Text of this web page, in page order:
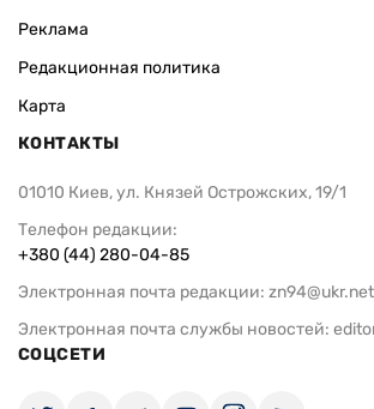
Реклама
Редакционная политика
Карта
КОНТАКТЫ
01010 Киев, ул. Князей Острожских, 19/1
Телефон редакции:
+380 (44) 280-04-85
Электронная почта редакции: zn94@ukr.net
Электронная почта службы новостей:
СОЦСЕТИ